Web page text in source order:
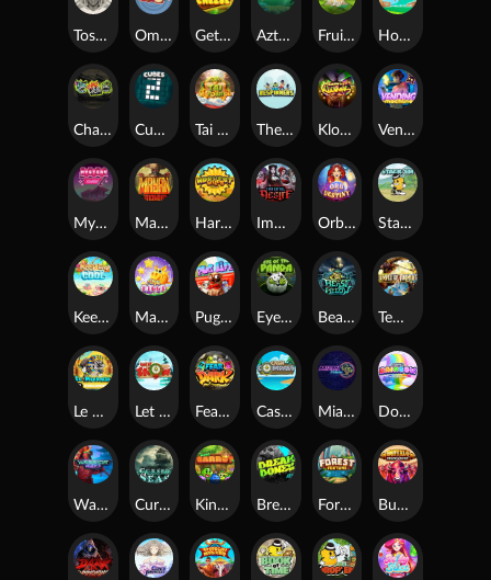
Toshi Video Club OmNom Get The Cheese Aztec Twist Fruit Duel Hop'n'Pop
Chaos Crew Cubes 2 Tai The Toad The Respinners Klowns Vending Machine
Mystery Motel Mayan Stackways Harvest Wilds Immortal Desire Orb of Destiny Stack'em
Keep 'em Cool Magic Piggy Pug Life Eye of the Panda Beast Below Temple of Torment
Le Pharaoh Let It Snow Fear the Dark Cash Compass Miami Multiplier Double Rainbow
Warrior Ways Cursed Seas King Carrot Break Bones Forest Fortune Buffalo Stack'n'Sync